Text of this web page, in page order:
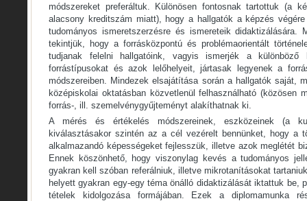
módszereket preferáltuk. Különösen fontosnak tartottuk (a
alacsony kreditszám miatt), hogy a hallgatók a képzés
tudományos ismeretszerzésre és ismereteik didaktizálására.
tekintjük, hogy a forrásközpontú és problémaorientált
tudjanak felelni hallgatóink, vagyis ismerjék a különböző
forrástípusokat és azok lelőhelyeit, jártasak legyenek a
módszereiben. Mindezek elsajátítása során a hallgatók saját,
középiskolai oktatásban közvetlenül felhasználható (közösen
forrás-, ill. szemelvénygyűjteményt alakíthatnak ki.
A mérés és értékelés módszereinek, eszközeinek (a
kiválasztásakor szintén az a cél vezérelt bennünket, hogy a
alkalmazandó képességeket fejlesszük, illetve azok meglétét
Ennek köszönhető, hogy viszonylag kevés a tudományos
gyakran kell szóban referálniuk, illetve mikrotanításokat
helyett gyakran egy-egy téma önálló didaktizálását iktattuk be,
tételek kidolgozása formájában. Ezek a diplomamunka